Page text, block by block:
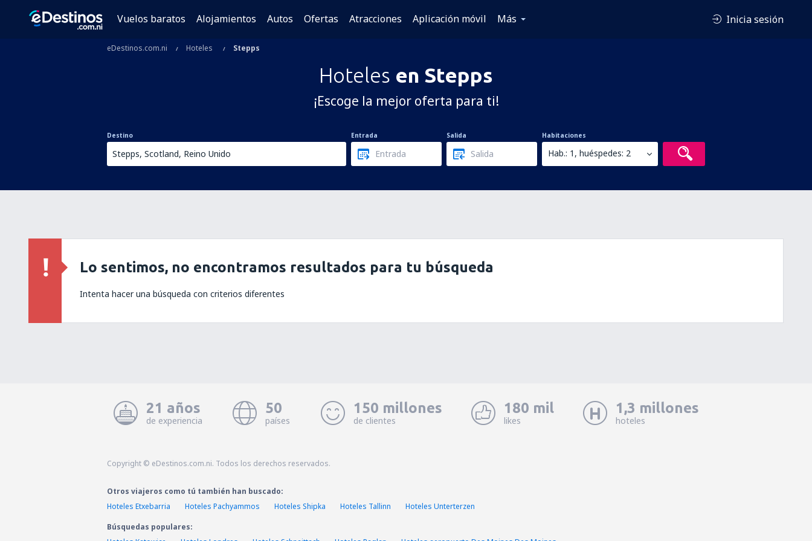
Vuelos baratos Alojamientos Autos Ofertas Atracciones Aplicación móvil Más Inicia sesión
eDestinos.com.ni Hoteles Stepps
Hoteles en Stepps
¡Escoge la mejor oferta para ti!
Destino Entrada Salida Habitaciones
Hab.: 1, huéspedes: 2
Lo sentimos, no encontramos resultados para tu búsqueda
Intenta hacer una búsqueda con criterios diferentes
21 años
de experiencia
50
países
150 millones
de clientes
180 mil
likes
1,3 millones
hoteles
Copyright © eDestinos.com.ni. Todos los derechos reservados.
Otros viajeros como tú también han buscado:
Hoteles Etxebarria
Hoteles Pachyammos Hoteles Shipka Hoteles Tallinn
Hoteles Unterterzen
Búsquedas populares: